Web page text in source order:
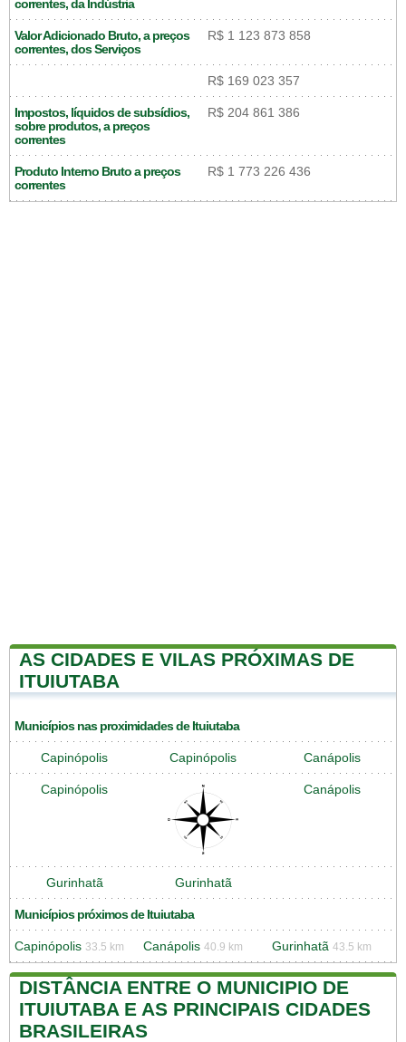
correntes, da Indústria
Valor Adicionado Bruto, a preços
correntes, dos Serviços
R$ 1 123 873 858
R$ 169 023 357
Impostos, líquidos de subsídios,
sobre produtos, a preços
correntes
R$ 204 861 386
Produto Interno Bruto a preços
correntes
R$ 1 773 226 436
AS CIDADES E VILAS PRÓXIMAS DE
ITUIUTABA
Municípios nas proximidades de Ituiutaba
Capinópolis Capinópolis Canápolis
Capinópolis Canápolis
Gurinhatã Gurinhatã
Municípios próximos de Ituiutaba
Capinópolis 33.5 km Canápolis 40.9 km Gurinhatã 43.5 km
DISTÂNCIA ENTRE O MUNICIPIO DE
ITUIUTABA E AS PRINCIPAIS CIDADES
BRASILEIRAS